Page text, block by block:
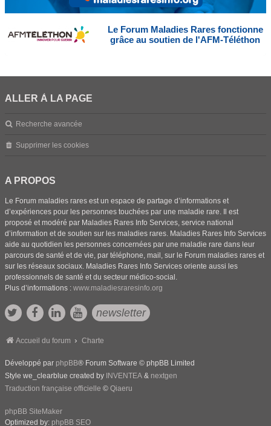
Le Forum Maladies Rares fonctionne
grâce au soutien de l'AFM-Téléthon
ALLER À LA PAGE
Recherche avancée
Supprimer les cookies
A PROPOS
Le Forum maladies rares est un espace de partage d’informations et
d’expériences pour les personnes touchées par une maladie rare. Il est
proposé et modéré par Maladies Rares Info Services, service national
d’information et de soutien sur les maladies rares. Maladies Rares Info Services
aide au quotidien les personnes concernées par une maladie rare dans leur
parcours de santé et de vie, par téléphone, mail, sur le Forum maladies rares et
sur les réseaux sociaux. Maladies Rares Info Services oriente aussi les
professionnels de santé et du secteur médico-social.
Plus d’informations : www.maladiesraresinfo.org
newsletter
Accueil du forum Charte
Développé par phpBB® Forum Software © phpBB Limited
Style we_clearblue created by INVENTEA & nextgen
Traduction française officielle © Qiaeru
phpBB SiteMaker
Optimized by: phpBB SEO